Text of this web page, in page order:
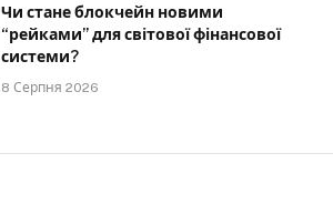
Чи стане блокчейн новими
“рейками” для світової фінансової
системи?
8 Серпня 2026